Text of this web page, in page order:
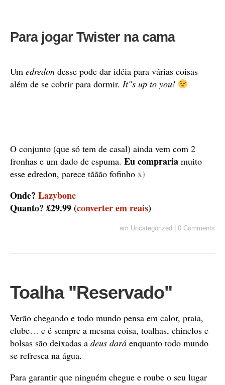
Para jogar Twister na cama
Um edredon desse pode dar idéia para várias coisas
além de se cobrir para dormir. It"s up to you!
O conjunto (que só tem de casal) ainda vem com 2
fronhas e um dado de espuma. Eu compraria muito
esse edredon, parece tããão fofinho x)
Onde? Lazybone
Quanto? £29.99 (converter em reais)
em Uncategorized 0 Comments
Toalha "Reservado"
Verão chegando e todo mundo pensa em calor, praia,
clube… e é sempre a mesma coisa, toalhas, chinelos e
bolsas são deixadas a deus dará enquanto todo mundo
se refresca na água.
Para garantir que ninguém chegue e roube o seu lugar